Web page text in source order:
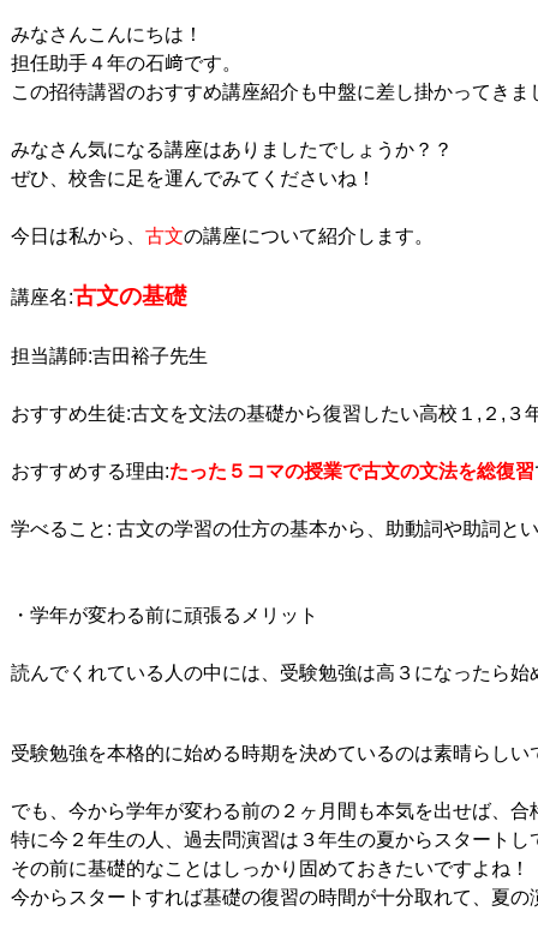
みなさんこんにちは！
担任助手４年の石﨑です。
この招待講習のおすすめ講座紹介も中盤に差し掛かってきま
みなさん気になる講座はありましたでしょうか？？
ぜひ、校舎に足を運んでみてくださいね！
今日は私から、 古文の講座について紹介します。
講座名:古文の基礎
担当講師:吉田裕子先生
おすすめ生徒:古文を文法の基礎から復習したい高校１,２,３
おすすめする理由:たった５コマの授業で古文の文法を総復習
学べること: 古文の学習の仕方の基本から、助動詞や助詞と
・学年が変わる前に頑張るメリット
読んでくれている人の中には、受験勉強は高３になったら
受験勉強を本格的に始める時期を決めているのは素晴らしい
でも、今から学年が変わる前の２ヶ月間も本気を出せば、
特に今２年生の人、過去問演習は３年生の夏からスタートし
その前に基礎的なことはしっかり固めておきたいですよね！
今からスタートすれば基礎の復習の時間が十分取れて、夏